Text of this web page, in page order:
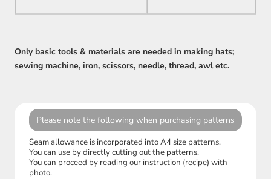
Only basic tools & materials are needed in making hats;
sewing machine, iron, scissors, needle, thread, awl etc.
Please note the following when purchasing patterns
Seam allowance is incorporated into A4 size patterns.
You can use by directly cutting out the patterns.
You can proceed by reading our instruction (recipe) with
photo.